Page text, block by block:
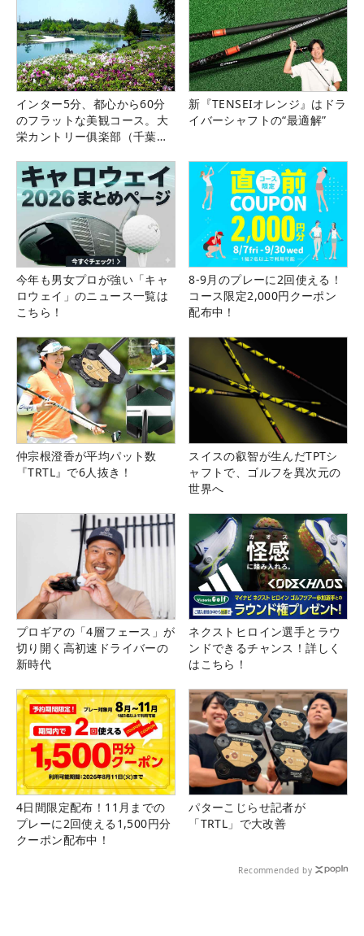
インター5分、都心から60分
のフラットな美観コース。大
栄カントリー俱楽部（千葉
新『TENSEIオレンジ』はドラ
イバーシャフトの“最適解”
今年も男女プロが強い「キャ
ロウェイ」のニュース一覧は
こちら！
8-9月のプレーに2回使える！
コース限定2,000円クーポン
配布中！
仲宗根澄香が平均パット数
『TRTL』で6人抜き！
スイスの叡智が生んだTPTシ
ャフトで、ゴルフを異次元の
世界へ
プロギアの「4層フェース」が
切り開く高初速ドライバーの
新時代
ネクストヒロイン選手とラウ
ンドできるチャンス！詳しく
はこちら！
4日間限定配布！11月までの
プレーに2回使える1,500円分
クーポン配布中！
パターこじらせ記者が
「TRTL」で大改善
Recommended by